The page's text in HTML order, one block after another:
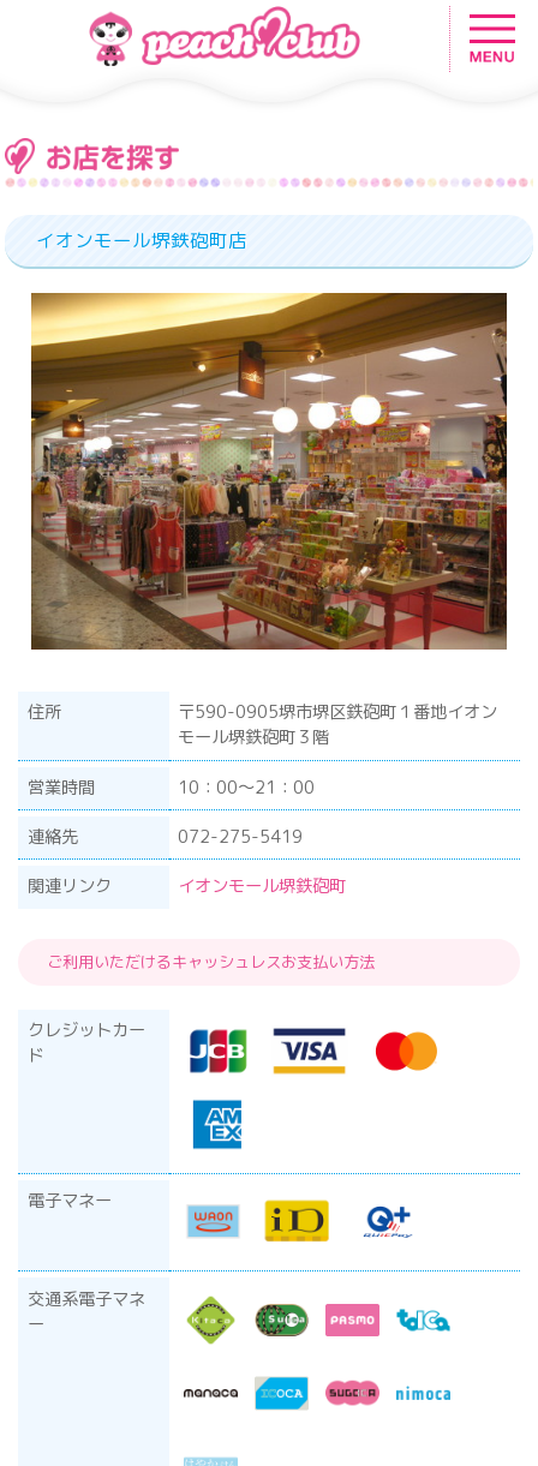
イオンモール堺鉄砲町店
住所
〒590-0905堺市堺区鉄砲町１番地イオン
モール堺鉄砲町３階
営業時間 10：00～21：00
連絡先 072-275-5419
関連リンク イオンモール堺鉄砲町
ご利用いただけるキャッシュレスお支払い方法
クレジットカー
ド
電子マネー
交通系電子マネ
ー